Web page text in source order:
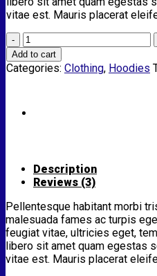
vitae est. Mauris placerat
Patient
Ninja
quantity
Add to cart
Categories: Clothing, Hoodies
Description
Reviews (3)
Pellentesque habitant morbi
malesuada fames ac turpis
feugiat vitae, ultricies eget,
libero sit amet quam egestas
vitae est. Mauris placerat